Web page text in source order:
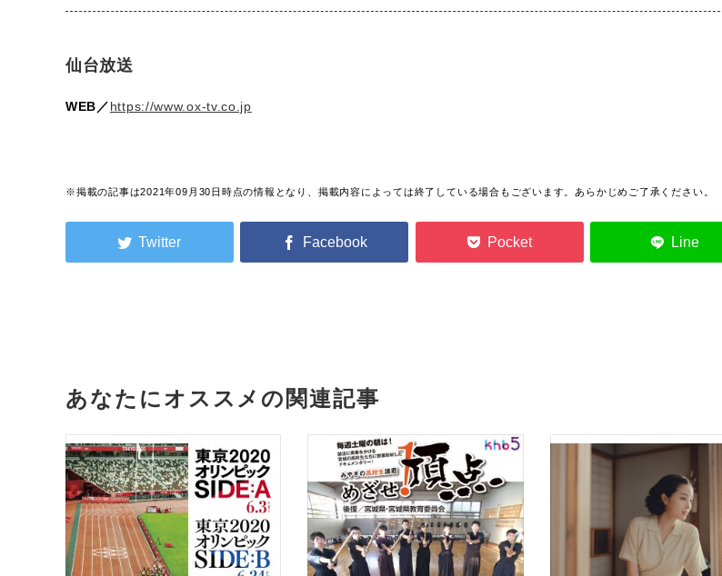
仙台放送
WEB／https://www.ox-tv.co.jp
※掲載の記事は2021年09月30日時点の情報となり、掲載内容によっては終了している場合もございます。あらかじめご了承ください。
あなたにオススメの関連記事